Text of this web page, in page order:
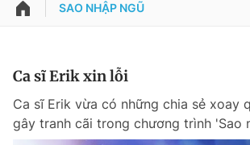
QUẢNG CÁO
Chuyên mục
Thông tin tài khoản
Đổi mật khẩu
Tin đã lưu
SAO NHẬP NGŨ
Ca sĩ Erik xin lỗi
Ca sĩ Erik vừa có những chia sẻ xoay
gây tranh cãi trong chương trình 'Sao